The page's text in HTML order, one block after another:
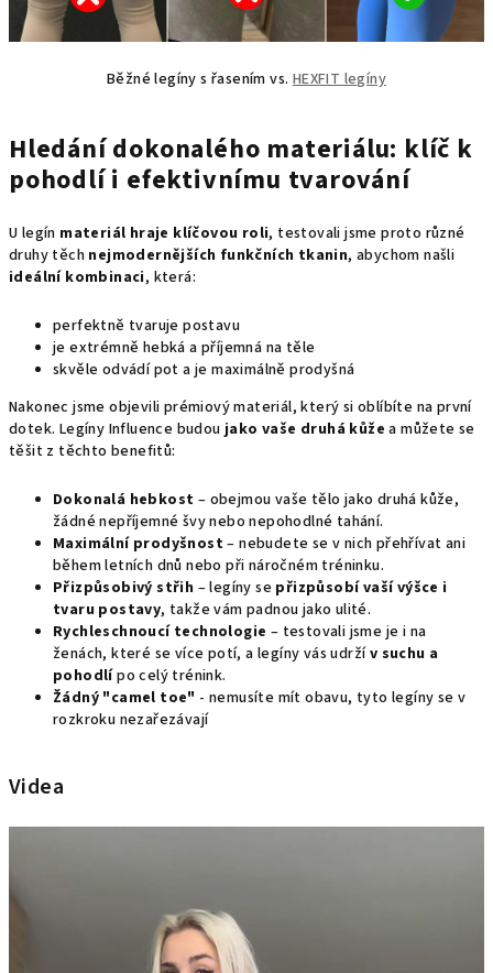
Běžné legíny s řasením vs.HEXFIT legíny
Hledání dokonalého materiálu: klíč k
pohodlí i efektivnímu tvarování
U legín materiál hraje klíčovou roli, testovali jsme proto různé
druhy těch nejmodernějších funkčních tkanin, abychom našli
ideální kombinaci, která:
perfektně tvaruje postavu
je extrémně hebká a příjemná na těle
skvěle odvádí pot a je maximálně prodyšná
Nakonec jsme objevili prémiový materiál, který si oblíbíte na první
dotek. Legíny Influence budoujako vaše druhá kůže a můžete se
těšit z těchto benefitů:
Dokonalá hebkost – obejmou vaše tělo jako druhá kůže,
žádné nepříjemné švy nebo nepohodlné tahání.
Maximální prodyšnost– nebudete se v nich přehřívat ani
během letních dnů nebo při náročném tréninku.
Přizpůsobivý střih – legíny se přizpůsobí vaší výšce i
tvaru postavy, takže vám padnou jako ulité.
Rychleschnoucí technologie – testovali jsme je i na
ženách, které se více potí, a legíny vás udržív suchu a
pohodlípo celý trénink.
Žádný "camel toe" - nemusíte mít obavu, tyto legíny se v
rozkroku nezařezávají
Videa